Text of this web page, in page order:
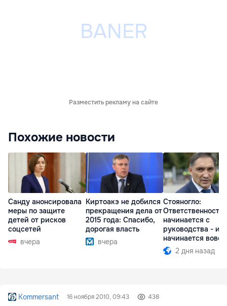
Разместить рекламу на сайте
Похожие новости
Санду анонсировала
меры по защите
детей от рисков
соцсетей
вчера
Киртоакэ не добился
прекращения дела от
2015 года: Спасибо,
дорогая власть
вчера
Стояногло:
Ответственность
начинается с
руководства -
начинается вовсе
2 дня назад
Kommersant 16 ноября 2010, 09:43 438